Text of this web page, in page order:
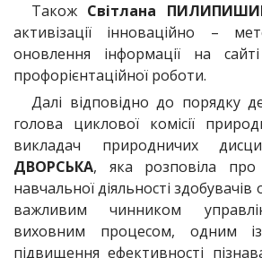
Також Світлана
активізації інноваційно –
оновлення інформації на
профорієнтаційної роботи.
Далі відповідно до порядку
голова циклової комісії
викладач природничих
ДВОРСЬКА, яка розповіла
навчальної діяльності
важливим чинником
виховним процесом, одним із
підвищення ефективності